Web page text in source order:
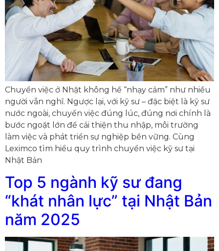
Chuyển việc ở Nhật không hề “nhạy cảm” như nhiều
người vẫn nghĩ. Ngược lại, với kỹ sư – đặc biệt là kỹ sư
nước ngoài, chuyển việc đúng lúc, đúng nơi chính là
bước ngoặt lớn để cải thiện thu nhập, môi trường
làm việc và phát triển sự nghiệp bền vững. Cùng
Leximco tìm hiểu quy trình chuyển việc kỹ sư tại
Nhật Bản
Top 5 ngành kỹ sư đang
“khát nhân lực” tại Nhật Bản
năm 2025